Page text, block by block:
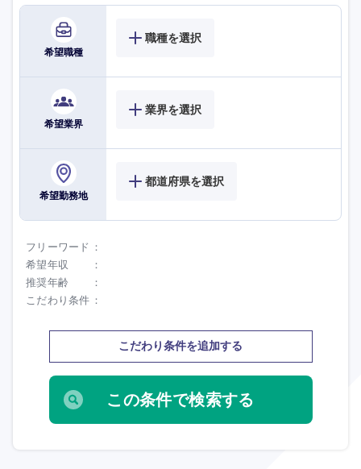
希望職種
職種を選択
希望業界
業界を選択
希望勤務地
都道府県を選択
フリーワード
希望年収
推奨年齢
こだわり条件
こだわり条件を追加する